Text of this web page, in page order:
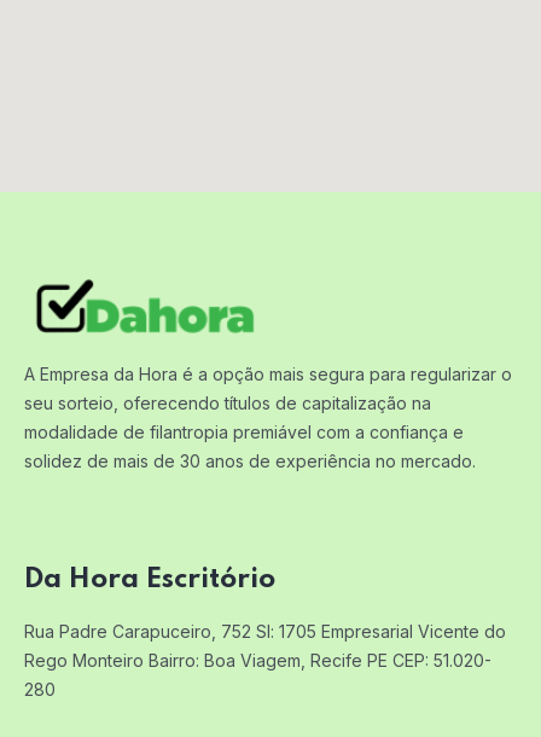
A Empresa da Hora é a opção mais segura para regularizar o
seu sorteio, oferecendo títulos de capitalização na
modalidade de filantropia premiável com a confiança e
solidez de mais de 30 anos de experiência no mercado.
Da Hora Escritório
Rua Padre Carapuceiro, 752 Sl: 1705 Empresarial Vicente do
Rego Monteiro Bairro: Boa Viagem, Recife PE CEP: 51.020-
280